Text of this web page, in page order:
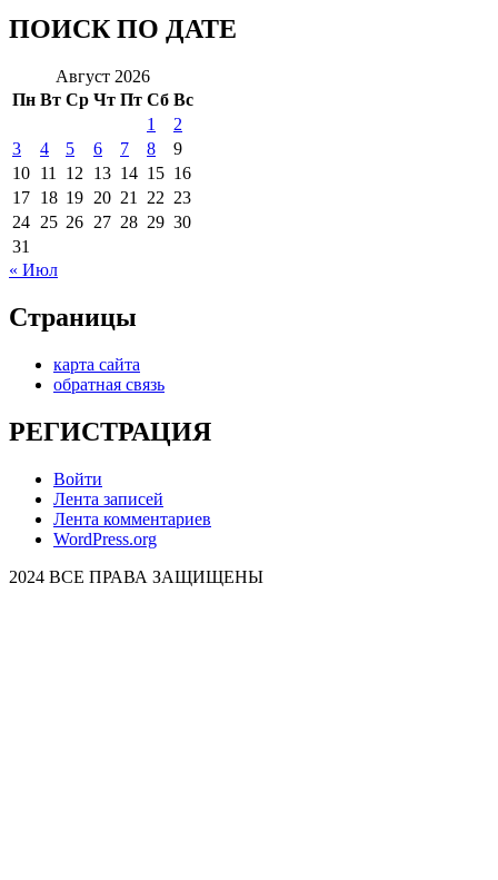
ПОИСК ПО ДАТЕ
Август 2026
Пн Вт Ср Чт Пт Сб Вс
1
2
3
4 5 6 7 8
9
10 11 12 13 14 15 16
17 18 19 20 21 22 23
24 25 26 27 28 29 30
31
« Июл
Страницы
карта сайта
обратная связь
РЕГИСТРАЦИЯ
Войти
Лента записей
Лента комментариев
WordPress.org
2024 ВСЕ ПРАВА ЗАЩИЩЕНЫ